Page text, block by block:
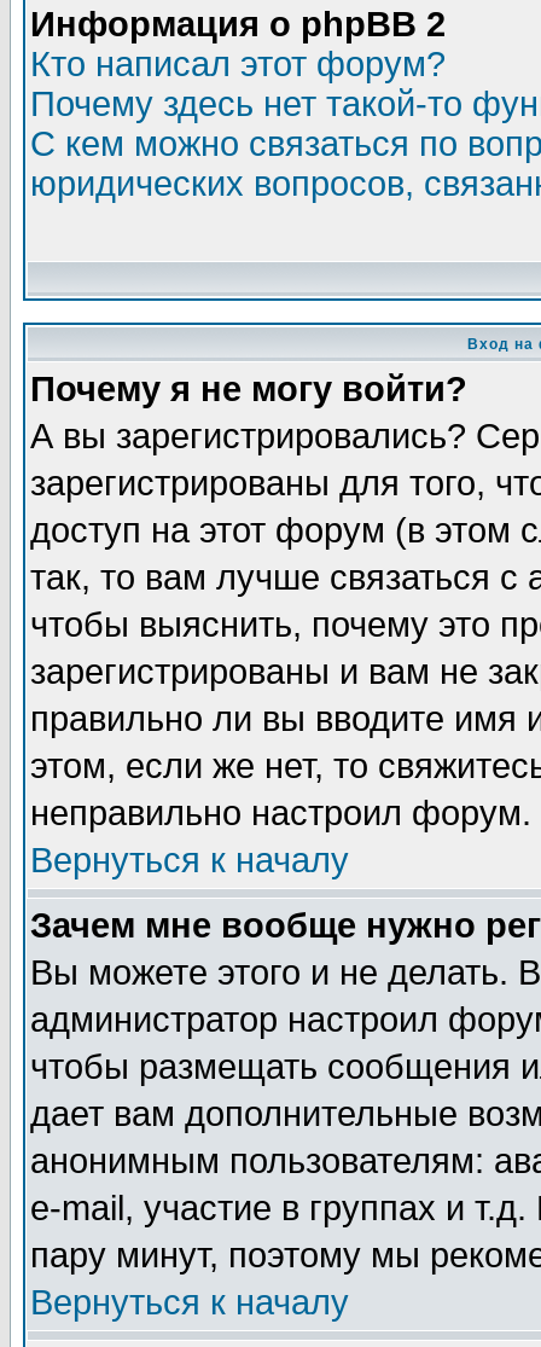
Информация о phpBB 2
Кто написал этот форум?
Почему здесь нет такой-то
С кем можно связаться по
юридических вопросов,
Вход на
Почему я не могу войти?
А вы зарегистрировались?
зарегистрированы для того,
доступ на этот форум (в этом
так, то вам лучше связаться
чтобы выяснить, почему это
зарегистрированы и вам не
правильно ли вы вводите
этом, если же нет, то
неправильно настроил форум.
Вернуться к началу
Зачем мне вообще нужно
Вы можете этого и не делать.
администратор настроил
чтобы размещать сообщения
дает вам дополнительные
анонимным пользователям:
e-mail, участие в группах и
пару минут, поэтому мы
Вернуться к началу